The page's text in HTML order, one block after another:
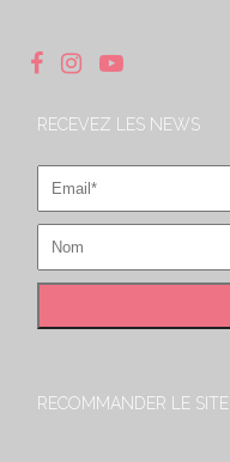
RECEVEZ LES NEWS
RECOMMANDER LE SITE